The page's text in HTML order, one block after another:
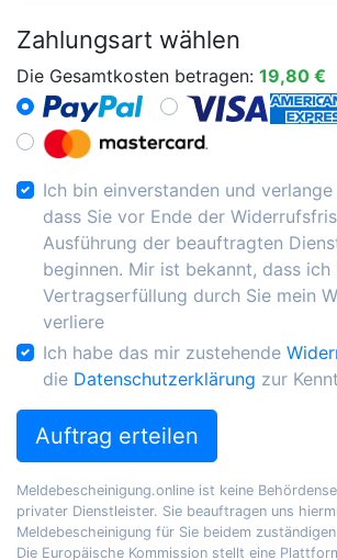
Zahlungsart wählen
Die Gesamtkosten betragen: 19,80 €
Ich bin einverstanden und
dass Sie vor Ende der
Ausführung der beauftragten
beginnen. Mir ist bekannt, dass
Vertragserfüllung durch Sie mein
verliere
Ich habe das mir zustehende
die Datenschutzerklärung zur
Auftrag erteilen
Meldebescheinigung.online ist keine
privater Dienstleister. Sie beauftragen uns
Meldebescheinigung für Sie beidem
Die Europäische Kommission stellt eine